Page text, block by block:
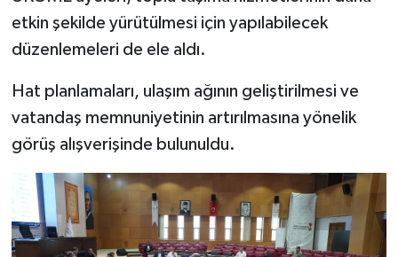
etkin şekilde yürütülmesi için yapılabilecek
düzenlemeleri de ele aldı.
Hat planlamaları, ulaşım ağının geliştirilmesi ve
vatandaş memnuniyetinin artırılmasına yönelik
görüş alışverişinde bulunuldu.